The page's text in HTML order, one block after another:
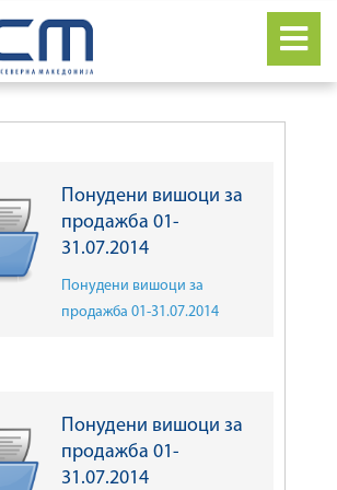
Понудени вишоци за
продажба 01-
31.07.2014
Понудени вишоци за
продажба 01-31.07.2014
Понудени вишоци за
продажба 01-
31.07.2014